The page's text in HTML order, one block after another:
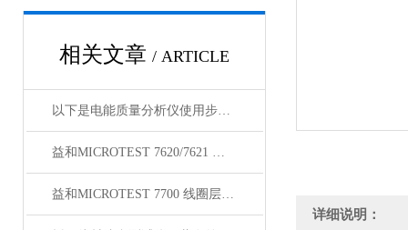
相关文章 / ARTICLE
以下是电能质量分析仪使用步骤的详细介绍
益和MICROTEST 7620/7621 耐压测试仪
益和MICROTEST 7700 线圈层间短路测试仪
详细说明：